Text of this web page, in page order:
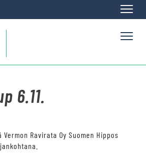
6.11.
Ravirata Oy Suomen Hippos